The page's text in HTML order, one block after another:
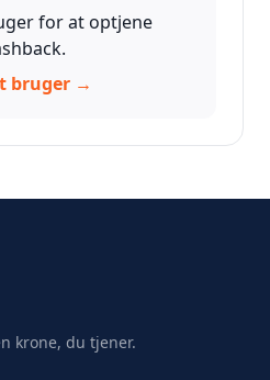
for at optjene
bruger →
krone, du tjener.